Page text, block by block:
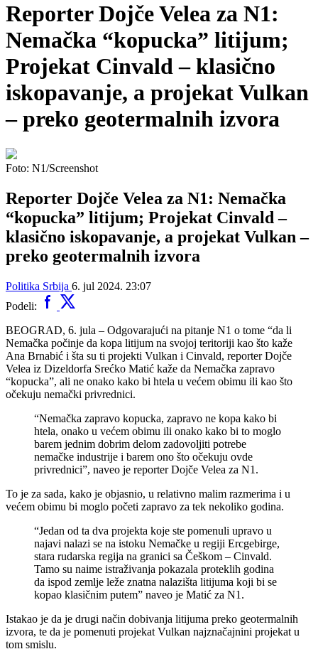
Reporter Dojče Velea za N1:
Nemačka “kopucka” litijum;
Projekat Cinvald – klasično
iskopavanje, a projekat Vulkan
– preko geotermalnih izvora
Foto: N1/Screenshot
Reporter Dojče Velea za N1: Nemačka
“kopucka” litijum; Projekat Cinvald –
klasično iskopavanje, a projekat Vulkan –
preko geotermalnih izvora
Politika Srbija 6. jul 2024. 23:07
Podeli:
BEOGRAD, 6. jula – Odgovarajući na pitanje N1 o tome “da li
Nemačka počinje da kopa litijum na svojoj teritoriji kao što kaže
Ana Brnabić i šta su ti projekti Vulkan i Cinvald, reporter Dojče
Velea iz Dizeldorfa Srećko Matić kaže da Nemačka zapravo
“kopucka”, ali ne onako kako bi htela u većem obimu ili kao što
očekuju nemački privrednici.
“Nemačka zapravo kopucka, zapravo ne kopa kako bi
htela, onako u većem obimu ili onako kako bi to moglo
barem jednim dobrim delom zadovoljiti potrebe
nemačke industrije i barem ono što očekuju ovde
privrednici”, naveo je reporter Dojče Velea za N1.
To je za sada, kako je objasnio, u relativno malim razmerima i u
većem obimu bi moglo početi zapravo za tek nekoliko godina.
“Jedan od ta dva projekta koje ste pomenuli upravo u
najavi nalazi se na istoku Nemačke u regiji Ercgebirge,
stara rudarska regija na granici sa Češkom – Cinvald.
Tamo su naime istraživanja pokazala proteklih godina
da ispod zemlje leže znatna nalazišta litijuma koji bi se
kopao klasičnim putem” naveo je Matić za N1.
Istakao je da je drugi način dobivanja litijuma preko geotermalnih
izvora, te da je pomenuti projekat Vulkan najznačajnini projekat u
tom smislu.